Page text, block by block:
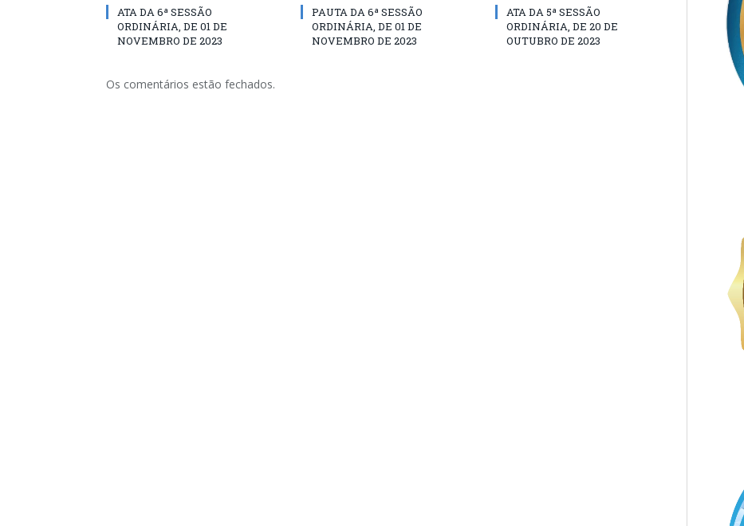
ATA DA 6ª SESSÃO
ORDINÁRIA, DE 01 DE
NOVEMBRO DE 2023
PAUTA DA 6ª SESSÃO
ORDINÁRIA, DE 01 DE
NOVEMBRO DE 2023
ATA DA 5ª SESSÃO
ORDINÁRIA, DE 20 DE
OUTUBRO DE 2023
Os comentários estão fechados.